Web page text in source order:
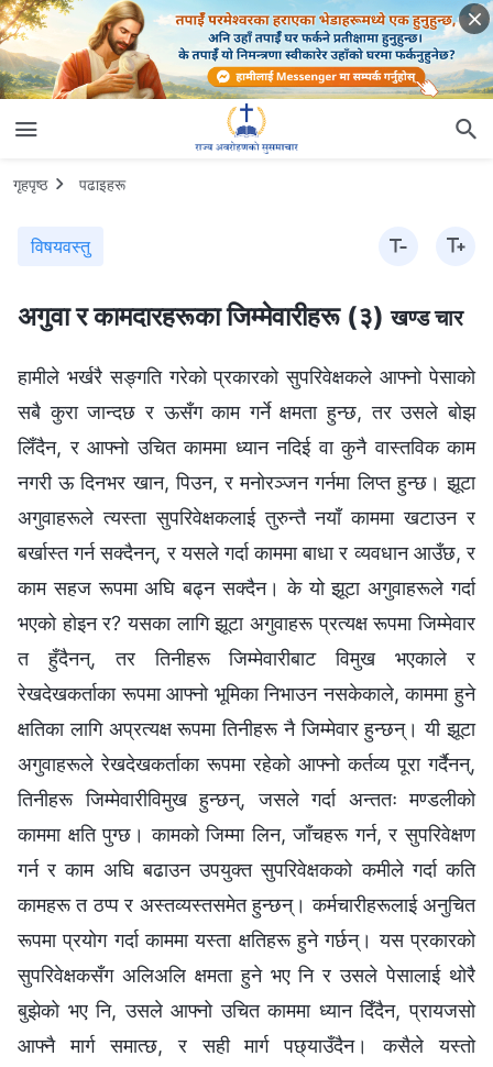
गृहपृष्ठ पढाइहरू
विषयवस्तु
अगुवा र कामदारहरूका जिम्‍मेवारीहरू (३)खण्ड चार
हामीले भर्खरै सङ्गति गरेको प्रकारको सुपरिवेक्षकले आफ्नो पेसाको
सबै कुरा जान्दछ र ऊसँग काम गर्ने क्षमता हुन्छ, तर उसले बोझ
लिँदैन, र आफ्नो उचित काममा ध्यान नदिई वा कुनै वास्तविक काम
नगरी ऊ दिनभर खान, पिउन, र मनोरञ्‍जन गर्नमा लिप्त हुन्छ। झूटा
अगुवाहरूले त्यस्ता सुपरिवेक्षकलाई तुरुन्तै नयाँ काममा खटाउन र
बर्खास्त गर्न सक्दैनन्, र यसले गर्दा काममा बाधा र व्यवधान आउँछ, र
काम सहज रूपमा अघि बढ्न सक्दैन। के यो झूटा अगुवाहरूले गर्दा
भएको होइन र? यसका लागि झूटा अगुवाहरू प्रत्यक्ष रूपमा जिम्मेवार
त हुँदैनन्, तर तिनीहरू जिम्मेवारीबाट विमुख भएकाले र
रेखदेखकर्ताका रूपमा आफ्नो भूमिका निभाउन नसकेकाले, काममा हुने
क्षतिका लागि अप्रत्यक्ष रूपमा तिनीहरू नै जिम्मेवार हुन्छन्। यी झूटा
अगुवाहरूले रेखदेखकर्ताका रूपमा रहेको आफ्नो कर्तव्य पूरा गर्दैनन्,
तिनीहरू जिम्मेवारीविमुख हुन्छन्, जसले गर्दा अन्ततः मण्डलीको
काममा क्षति पुग्छ। कामको जिम्‍मा लिन, जाँचहरू गर्न, र सुपरिवेक्षण
गर्न र काम अघि बढाउन उपयुक्त सुपरिवेक्षकको कमीले गर्दा कति
कामहरू त ठप्प र अस्तव्यस्तसमेत हुन्छन्। कर्मचारीहरूलाई अनुचित
रूपमा प्रयोग गर्दा काममा यस्ता क्षतिहरू हुने गर्छन्। यस प्रकारको
सुपरिवेक्षकसँग अलिअलि क्षमता हुने भए नि र उसले पेसालाई थोरै
बुझेको भए नि, उसले आफ्नो उचित काममा ध्यान दिँदैन, प्रायजसो
आफ्नै मार्ग समात्छ, र सही मार्ग पछ्याउँदैन। कसैले यस्तो